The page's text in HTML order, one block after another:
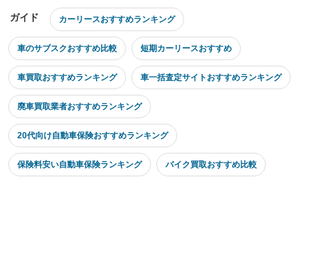
ガイド カーリースおすすめランキング
車のサブスクおすすめ比較 短期カーリースおすすめ
車買取おすすめランキング 車一括査定サイトおすすめランキング
廃車買取業者おすすめランキング
20代向け自動車保険おすすめランキング
保険料安い自動車保険ランキング バイク買取おすすめ比較